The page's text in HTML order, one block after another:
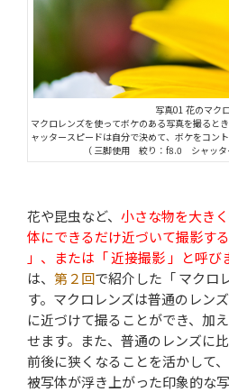
写真01 花のマク
マクロレンズを使ってボケのある写真を撮ると
ャッタースピードは自分で決めて、ボケをコン
（ 三脚使用 絞り：f8.0 シャッタ
花や昆虫など、 小さな物を大き
体にできるだけ近づいて撮影す
」、または「 近接撮影 」と呼び
は、 第２回で紹介した「 マクロ
す。マクロレンズは普通のレン
に近づけて撮ることができ、加
せます。また、普通のレンズに
前後に狭くなることを活かして
被写体が浮き上がった印象的な写